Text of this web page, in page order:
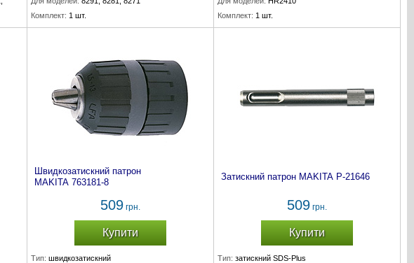
Комплект: 1 шт.
Комплект: 1 шт.
Швидкозатискний патрон
MAKITA 763181-8
509 грн.
Купити
Тип: швидкозатискний
Затискний патрон MAKITA P-21646
509 грн.
Купити
Тип: затискний SDS-Plus